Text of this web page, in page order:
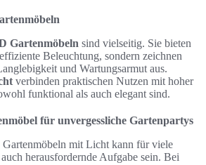
Gartenmöbeln sind vielseitig. Sie bieten
Beleuchtung, sondern zeichnen
und Wartungsarmut aus.
verbinden praktischen Nutzen mit hoher
funktional als auch elegant sind.
für unvergessliche Gartenpartys
mit Licht kann für viele
herausfordernde Aufgabe sein. Bei